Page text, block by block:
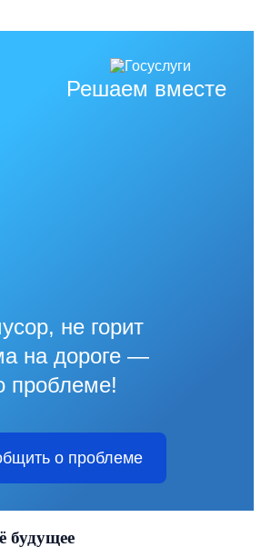
Решаем вместе
не горит
на дороге —
проблеме!
о проблеме